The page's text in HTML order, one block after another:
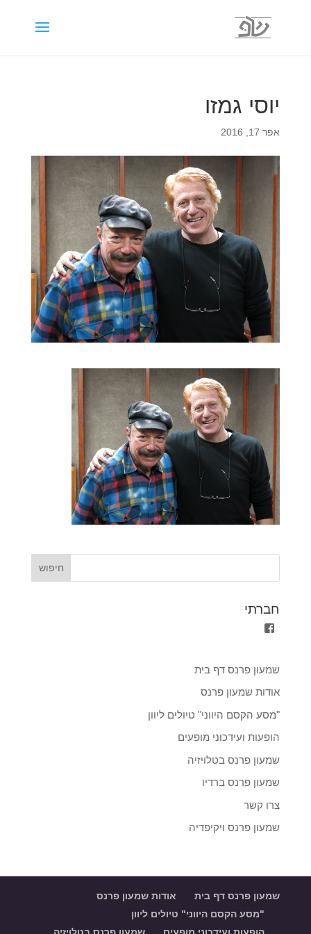
יוסי גמזו
אפר 17, 2016
חברתי
fref=ts
Facebook
שמעון פרנס דף בית
אודות שמעון פרנס
"מסע הקסם היווני" טיולים ליוון
הופעות ועידכוני מופעים
שמעון פרנס בטלויזיה
שמעון פרנס ברדיו
צרו קשר
שמעון פרנס ויקיפדיה
שמעון פרנס דף בית
אודות שמעון פרנס
"מסע הקסם היווני" טיולים ליוון